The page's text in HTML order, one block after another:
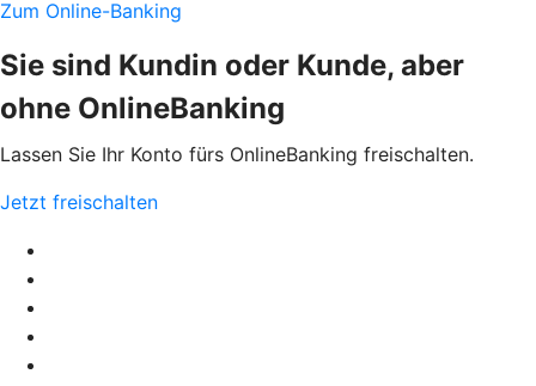
Zum Online-Banking
Sie sind Kundin oder Kunde, aber
ohne OnlineBanking
Lassen Sie Ihr Konto fürs OnlineBanking freischalten.
Jetzt freischalten